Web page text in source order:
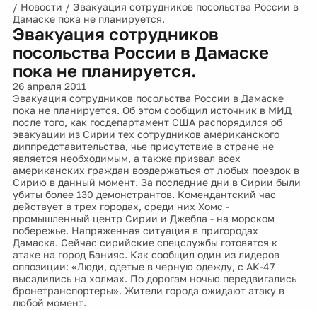
/ Новости / Эвакуация сотрудников посольства России в
Дамаске пока не планируется.
Эвакуация сотрудников
посольства России в Дамаске
пока не планируется.
26 апреля 2011
Эвакуация сотрудников посольства России в Дамаске
пока не планируется. Об этом сообщил источник в МИД
после того, как госдепартамент США распорядился об
эвакуации из Сирии тех сотрудников американского
диппредставительства, чье присутствие в стране не
является необходимым, а также призвал всех
американских граждан воздержаться от любых поездок в
Сирию в данный момент. За последние дни в Сирии были
убиты более 130 демонстрантов. Комендантский час
действует в трех городах, среди них Хомс -
промышленный центр Сирии и Джебла - на морском
побережье. Напряженная ситуация в пригородах
Дамаска. Сейчас сирийские спецслужбы готовятся к
атаке на город Банияс. Как сообщил один из лидеров
оппозиции: «Люди, одетые в черную одежду, с АК-47
высадились на холмах. По дорогам ночью передвигались
бронетранспортеры». Жители города ожидают атаку в
любой момент.